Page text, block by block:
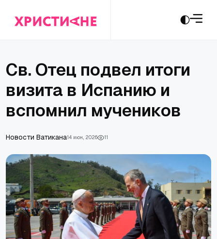
Св. Отец подвел итоги
визита в Испанию и
вспомнил мучеников
Новости Ватикана14 июн., 2026 11